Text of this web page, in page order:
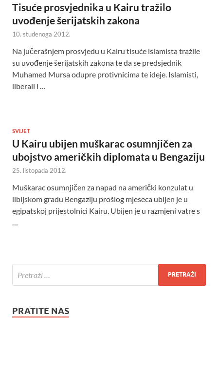
Tisuće prosvjednika u Kairu tražilo
uvođenje šerijatskih zakona
10. studenoga 2012.
Na jučerašnjem prosvjedu u Kairu tisuće islamista tražile
su uvođenje šerijatskih zakona te da se predsjednik
Muhamed Mursa odupre protivnicima te ideje. Islamisti,
liberali i …
SVIJET
U Kairu ubijen muškarac osumnjičen za
ubojstvo američkih diplomata u Bengaziju
25. listopada 2012.
Muškarac osumnjičen za napad na američki konzulat u
libijskom gradu Bengaziju prošlog mjeseca ubijen je u
egipatskoj prijestolnici Kairu. Ubijen je u razmjeni vatre s
PRATITE NAS